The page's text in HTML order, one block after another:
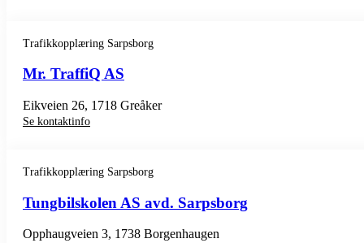
Trafikkopplæring Sarpsborg
Mr. TraffiQ AS
Eikveien 26, 1718 Greåker
Se kontaktinfo
Trafikkopplæring Sarpsborg
Tungbilskolen AS avd. Sarpsborg
Opphaugveien 3, 1738 Borgenhaugen